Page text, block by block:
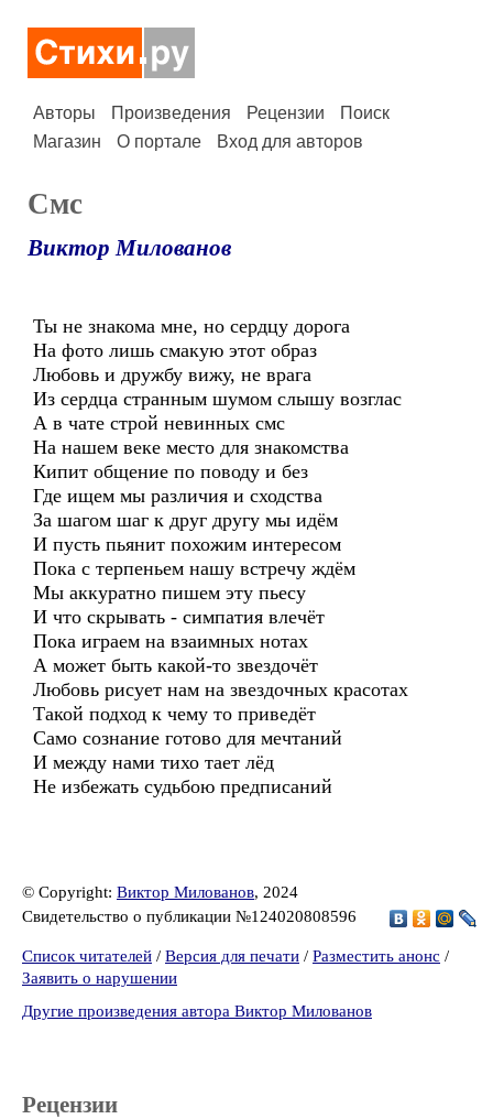
Авторы Произведения Рецензии
Поиск
Магазин
О портале Вход для авторов
Смс
Виктор Милованов
Ты не знакома мне, но сердцу дорога
На фото лишь смакую этот образ
Любовь и дружбу вижу, не врага
Из сердца странным шумом слышу возглас
А в чате строй невинных смс
На нашем веке место для знакомства
Кипит общение по поводу и без
Где ищем мы различия и сходства
За шагом шаг к друг другу мы идём
И пусть пьянит похожим интересом
Пока с терпеньем нашу встречу ждём
Мы аккуратно пишем эту пьесу
И что скрывать - симпатия влечёт
Пока играем на взаимных нотах
А может быть какой-то звездочёт
Любовь рисует нам на звездочных красотах
Такой подход к чему то приведёт
Само сознание готово для мечтаний
И между нами тихо тает лёд
Не избежать судьбою предписаний
© Copyright: Виктор Милованов, 2024
Свидетельство о публикации №124020808596
Список читателей / Версия для печати / Разместить анонс /
Заявить о нарушении
Другие произведения автора Виктор Милованов
Рецензии